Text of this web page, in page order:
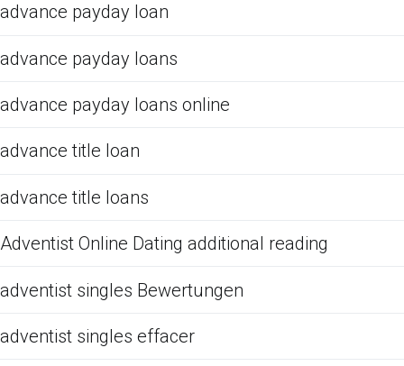
advance payday loan
advance payday loans
advance payday loans online
advance title loan
advance title loans
Adventist Online Dating additional reading
adventist singles Bewertungen
adventist singles effacer